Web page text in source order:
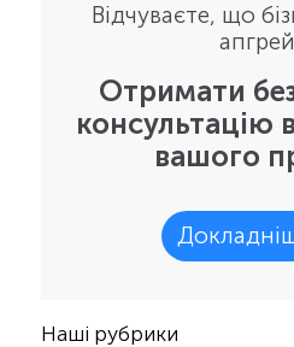
Відчуваєте, що
Отримати
консультацію
вашого
Наші рубрики